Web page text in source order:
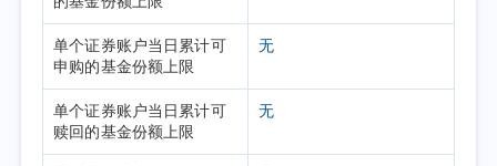
单个证券账户当日累计可
申购的基金份额上限
无
单个证券账户当日累计可
赎回的基金份额上限
无